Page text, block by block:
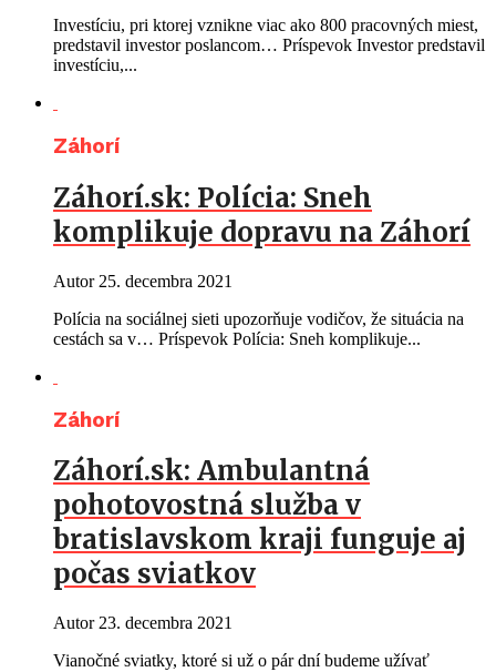
Investíciu, pri ktorej vznikne viac ako 800 pracovných miest,
predstavil investor poslancom… Príspevok Investor predstavil
investíciu,...
Záhorí
Záhorí.sk: Polícia: Sneh
komplikuje dopravu na Záhorí
Autor 25. decembra 2021
Polícia na sociálnej sieti upozorňuje vodičov, že situácia na
cestách sa v… Príspevok Polícia: Sneh komplikuje...
Záhorí
Záhorí.sk: Ambulantná
pohotovostná služba v
bratislavskom kraji funguje aj
počas sviatkov
Autor 23. decembra 2021
Vianočné sviatky, ktoré si už o pár dní budeme užívať